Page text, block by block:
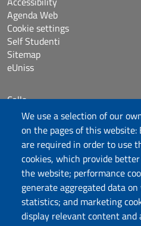
We use a selection of our
on the pages of this website:
are required in order to use
cookies, which provide
the website; performance
generate aggregated data
statistics; and marketing
display relevant content and
Università degli Studi di
Agenda Web
Cookie settings
Self Studenti
Sitemap
eUniss
Calls
Dichiarazione di accessibilità
Posta elettronica @uniss.it
Protocollo
Follow us